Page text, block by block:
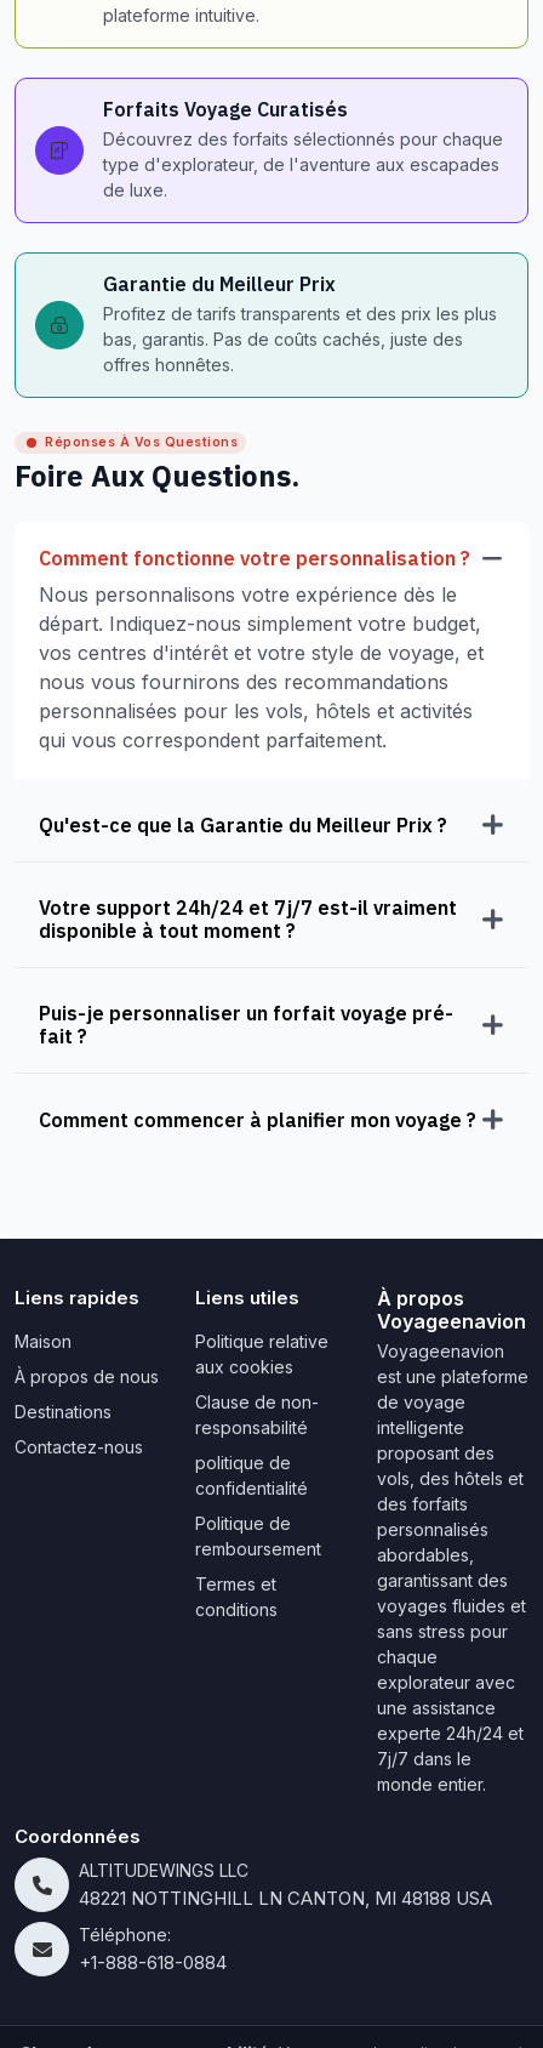
plateforme intuitive.
Forfaits Voyage Curatisés
Découvrez des forfaits sélectionnés pour chaque
type d'explorateur, de l'aventure aux escapades
de luxe.
Garantie du Meilleur Prix
Profitez de tarifs transparents et des prix les plus
bas, garantis. Pas de coûts cachés, juste des
offres honnêtes.
Réponses À Vos Questions
Foire Aux Questions.
Comment fonctionne votre personnalisation ?
Nous personnalisons votre expérience dès le
départ. Indiquez-nous simplement votre budget,
vos centres d'intérêt et votre style de voyage, et
nous vous fournirons des recommandations
personnalisées pour les vols, hôtels et activités
qui vous correspondent parfaitement.
Qu'est-ce que la Garantie du Meilleur Prix ?
Votre support 24h/24 et 7j/7 est-il vraiment
disponible à tout moment ?
Puis-je personnaliser un forfait voyage pré-
fait ?
Comment commencer à planifier mon voyage ?
Liens rapides
Maison
À propos de nous
Destinations
Contactez-nous
Liens utiles
Politique relative
aux cookies
Clause de non-
responsabilité
politique de
confidentialité
Politique de
remboursement
Termes et
conditions
À propos
Voyageenavion
Voyageenavion
est une plateforme
de voyage
intelligente
proposant des
vols, des hôtels et
des forfaits
personnalisés
abordables,
garantissant des
voyages fluides et
sans stress pour
chaque
explorateur avec
une assistance
experte 24h/24 et
7j/7 dans le
monde entier.
Coordonnées
ALTITUDEWINGS LLC
48221 NOTTINGHILL LN CANTON, MI 48188 USA
Téléphone:
+1-888-618-0884